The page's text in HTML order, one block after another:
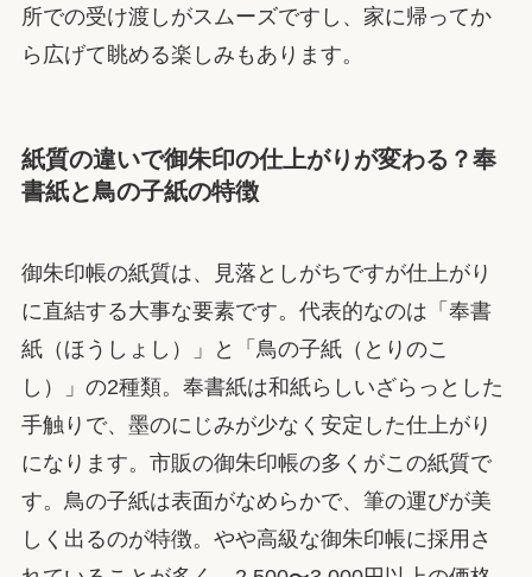
所での受け渡しがスムーズですし、家に帰ってか
ら広げて眺める楽しみもあります。
紙質の違いで御朱印の仕上がりが変わる？奉
書紙と鳥の子紙の特徴
御朱印帳の紙質は、見落としがちですが仕上がり
に直結する大事な要素です。代表的なのは「奉書
紙（ほうしょし）」と「鳥の子紙（とりのこ
し）」の2種類。奉書紙は和紙らしいざらっとした
手触りで、墨のにじみが少なく安定した仕上がり
になります。市販の御朱印帳の多くがこの紙質で
す。鳥の子紙は表面がなめらかで、筆の運びが美
しく出るのが特徴。やや高級な御朱印帳に採用さ